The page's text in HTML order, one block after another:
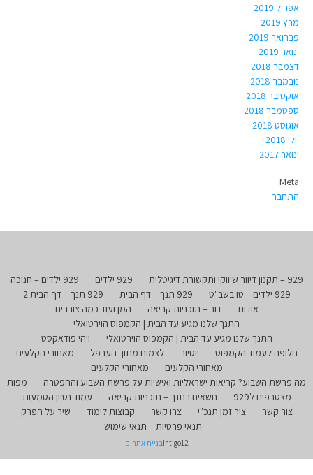
אפריל 2019
מרץ 2019
פברואר 2019
ינואר 2019
דצמבר 2018
נובמבר 2018
אוקטובר 2018
ספטמבר 2018
אוגוסט 2018
יולי 2018
ינואר 2017
Meta
התחבר
929 – תקנון דיוור שיווקי ותקשורת דיגיטלית 929 ילדים
929 ילדים – חנוכה
929 ילדים – טו בשב"ט
929 תנך – דף הבית
929 תנך – דף הבית 2
אודות
דור – תוכניות קריאה
המן ועוד כמה צוררים
התנך שלנו מגיע עד הבית | הקמפוס הוירטואלי
התנך שלנו מגיע עד הבית | הקמפוס הוירטואלי
ויהי פודאקסט
חלופה לעמוד הקמפוס
יוטיוב לצמוח מתוך הערפל
מאחורי הקלעים
מאחורי הקלעים
מאחורי הקלעים
מה פרשת השבוע? קריאות ישראליות ואישיות על פרשת השבוע וההפטרה
מפות
מצטרפים ל929
נושאים בתנך – תוכניות קריאה
עמוד נסיון הטמעות
צור קשר
ציר זמן תנכ"י צרו קשר קבוצות לימוד
שיר על הפרק
תנאי פרטיות
תנאי שימוש
Intigo12בניית אתרים